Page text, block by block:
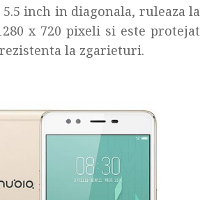
5.5 inch in diagonala, ruleaza la
x 720 pixeli si este protejat
la zgarieturi.